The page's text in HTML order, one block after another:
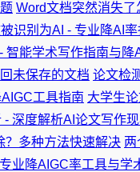
Word文档突然消失
识别为AI - 专业降AI
智能学术写作指南与降
未保存的文档 论文检
工具指南 大学生
- 深度解析AI论文写作
？多种方法快速解决 两
业降AIGC率工具与学